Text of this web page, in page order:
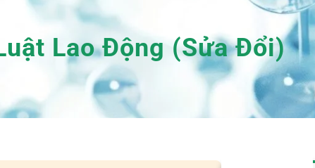
Lao Động (sửa Đổi)